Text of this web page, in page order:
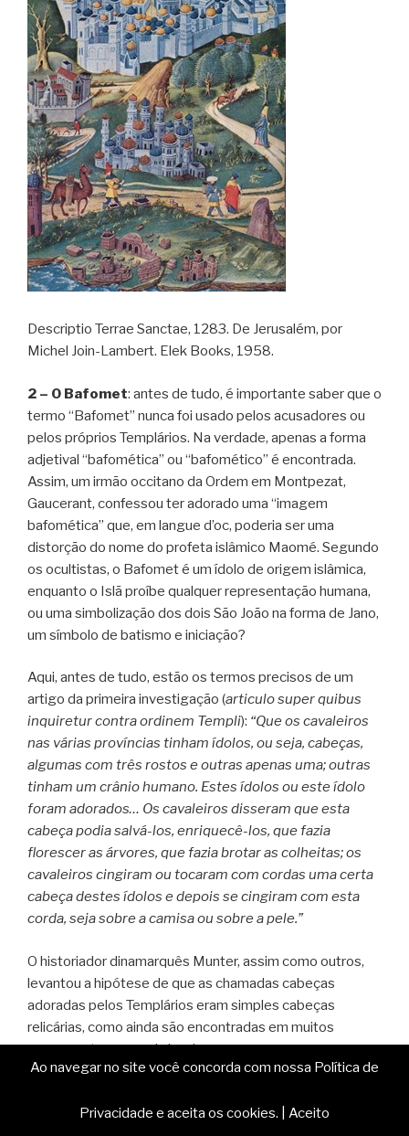
Descriptio Terrae Sanctae, 1283. De Jerusalém, por
Michel Join-Lambert. Elek Books, 1958.
2 – O Bafomet: antes de tudo, é importante saber que o
termo “Bafomet” nunca foi usado pelos acusadores ou
pelos próprios Templários. Na verdade, apenas a forma
adjetival “bafomética” ou “bafomético” é encontrada.
Assim, um irmão occitano da Ordem em Montpezat,
Gaucerant, confessou ter adorado uma “imagem
bafomética” que, em langue d’oc, poderia ser uma
distorção do nome do profeta islâmico Maomé. Segundo
os ocultistas, o Bafomet é um ídolo de origem islâmica,
enquanto o Islã proíbe qualquer representação humana,
ou uma simbolização dos dois São João na forma de Jano,
um símbolo de batismo e iniciação?
Aqui, antes de tudo, estão os termos precisos de um
artigo da primeira investigação (articulo super quibus
inquiretur contra ordinem Templi): “Que os cavaleiros
nas várias províncias tinham ídolos, ou seja, cabeças,
algumas com três rostos e outras apenas uma; outras
tinham um crânio humano. Estes ídolos ou este ídolo
foram adorados… Os cavaleiros disseram que esta
cabeça podia salvá-los, enriquecê-los, que fazia
florescer as árvores, que fazia brotar as colheitas; os
cavaleiros cingiram ou tocaram com cordas uma certa
cabeça destes ídolos e depois se cingiram com esta
corda, seja sobre a camisa ou sobre a pele.”
O historiador dinamarquês Munter, assim como outros,
levantou a hipótese de que as chamadas cabeças
adoradas pelos Templários eram simples cabeças
relicárias, como ainda são encontradas em muitos
museus e tesouros da igreja.
dourado, poderia simbolizar as Trevas e a Luz. Veja o livro
Ao navegar no site você concorda com nossa Política de
Privacidade e aceita os cookies. Aceito